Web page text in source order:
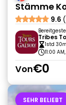
Stämme
9.6
Tribes
1std
11:00
Von€0
SEHR BELIEBT